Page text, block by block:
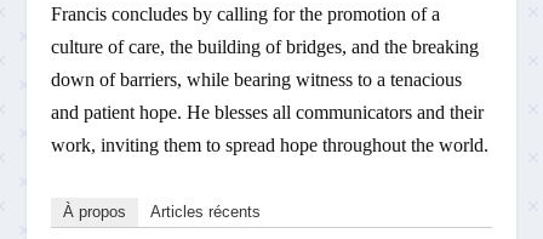
Francis concludes by calling for the promotion of a
culture of care, the building of bridges, and the breaking
down of barriers, while bearing witness to a tenacious
and patient hope. He blesses all communicators and their
work, inviting them to spread hope throughout the world.
À propos Articles récents